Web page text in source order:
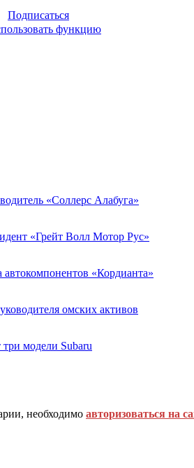
Подписаться
«Соллерс Алабуга»
«Грейт Волл Мотор Рус»
автокомпонентов «Кордианта»
омских активов
три модели Subaru
необходимо авторизоваться на